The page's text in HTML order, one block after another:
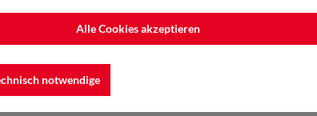
Alle Cookies akzeptieren
notwendige